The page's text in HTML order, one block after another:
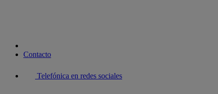
Contacto
Telefónica en redes sociales